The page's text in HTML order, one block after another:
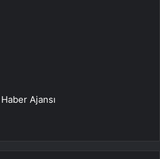
Ajansı